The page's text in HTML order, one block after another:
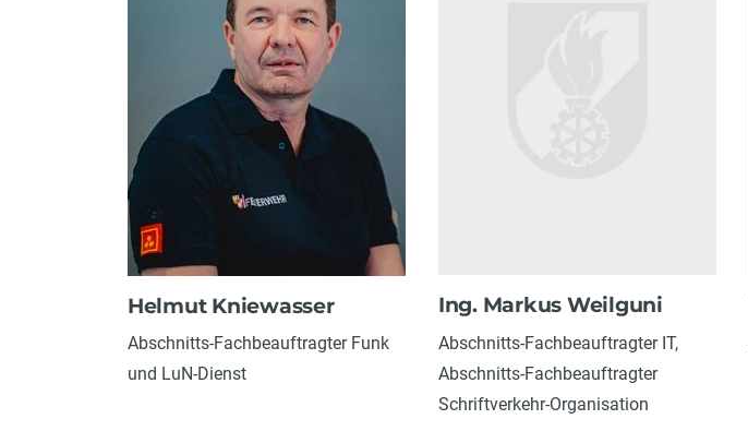
Helmut Kniewasser
Abschnitts-Fachbeauftragter Funk
und LuN-Dienst
Ing. Markus Weilguni
Abschnitts-Fachbeauftragter IT,
Abschnitts-Fachbeauftragter
Schriftverkehr-Organisation